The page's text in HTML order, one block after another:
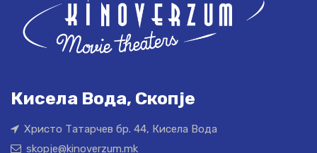
Кисела Вода, Скопје
Христо Татарчев бр. 44, Кисела Вода
skopje@kinoverzum.mk